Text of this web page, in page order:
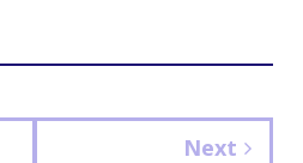
Next